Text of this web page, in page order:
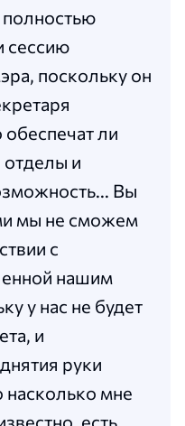
сессию
поскольку он
обеспечат ли
и
Вы
мы не сможем
с
нашим
у нас не будет
и
руки
мне
есть